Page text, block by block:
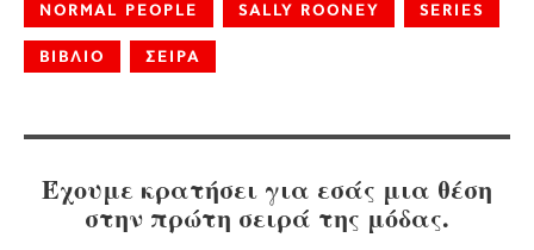
NORMAL PEOPLE SALLY ROONEY SERIES
ΒΙΒΛΙΟ ΣΕΙΡΑ
Έχουμε κρατήσει για εσάς μια θέση
στην πρώτη σειρά της μόδας.